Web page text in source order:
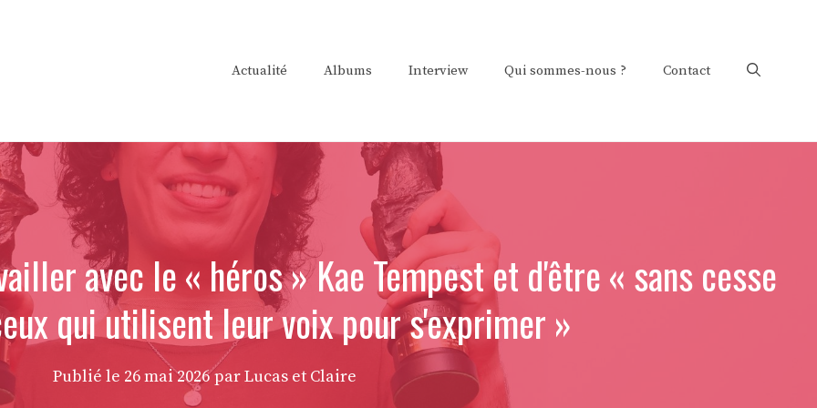
Actualité Albums Interview Qui sommes-nous ? Contact
avec le « héros » Kae Tempest et d'être « sans cesse
qui utilisent leur voix pour s'exprimer »
Publié le 26 mai 2026 par Lucas et Claire